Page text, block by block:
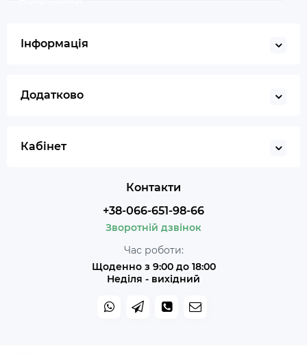
Інформація
Додатково
Кабінет
Контакти
+38-066-651-98-66
Зворотній дзвінок
Час роботи:
Щоденно з 9:00 до 18:00
Неділя - вихідний